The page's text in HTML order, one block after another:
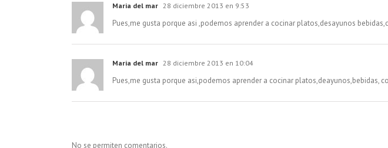
Maria del mar 28 diciembre 2013 en 9:53
Pues,me gusta porque asi ,podemos aprender a cocinar platos,desayunos
Maria del mar 28 diciembre 2013 en 10:04
Pues,me gusta porque asi,podemos aprender a cocinar platos,deayunos,bebidas,
No se permiten comentarios.